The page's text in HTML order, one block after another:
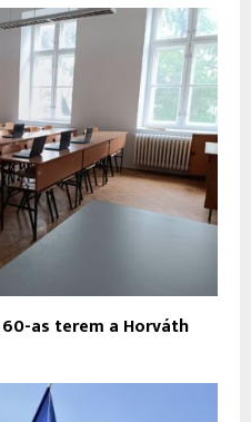
as terem a Horváth